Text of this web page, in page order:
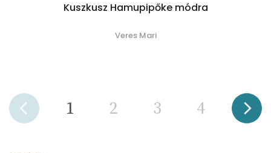
Kuszkusz Hamupipőke módra
Veres Mari
1 2 3 4